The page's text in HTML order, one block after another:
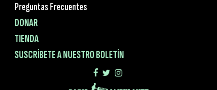
Preguntas Frecuentes
DONAR
TIENDA
SUSCRÍBETE A NUESTRO BOLETÍN